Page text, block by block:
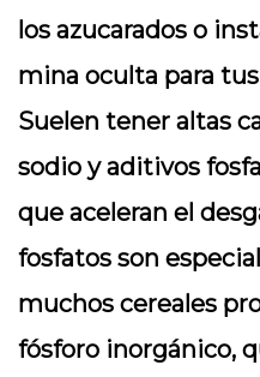
los azucarados o
mina oculta para
Suelen tener altas
sodio y aditivos
que aceleran el
fosfatos son
muchos cereales
fósforo inorgánico,